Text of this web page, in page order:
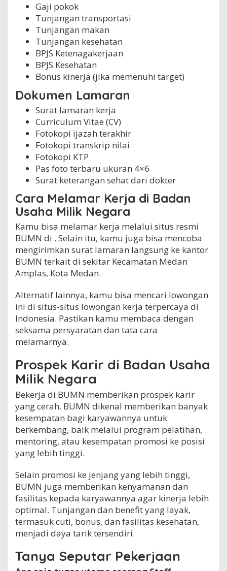
Gaji pokok
Tunjangan transportasi
Tunjangan makan
Tunjangan kesehatan
BPJS Ketenagakerjaan
BPJS Kesehatan
Bonus kinerja (jika memenuhi target)
Dokumen Lamaran
Surat lamaran kerja
Curriculum Vitae (CV)
Fotokopi ijazah terakhir
Fotokopi transkrip nilai
Fotokopi KTP
Pas foto terbaru ukuran 4×6
Surat keterangan sehat dari dokter
Cara Melamar Kerja di Badan
Usaha Milik Negara
Kamu bisa melamar kerja melalui situs resmi
BUMN di . Selain itu, kamu juga bisa mencoba
mengirimkan surat lamaran langsung ke kantor
BUMN terkait di sekitar Kecamatan Medan
Amplas, Kota Medan.
Alternatif lainnya, kamu bisa mencari lowongan
ini di situs-situs lowongan kerja terpercaya di
Indonesia. Pastikan kamu membaca dengan
seksama persyaratan dan tata cara
melamarnya.
Prospek Karir di Badan Usaha
Milik Negara
Bekerja di BUMN memberikan prospek karir
yang cerah. BUMN dikenal memberikan banyak
kesempatan bagi karyawannya untuk
berkembang, baik melalui program pelatihan,
mentoring, atau kesempatan promosi ke posisi
yang lebih tinggi.
Selain promosi ke jenjang yang lebih tinggi,
BUMN juga memberikan kenyamanan dan
fasilitas kepada karyawannya agar kinerja lebih
optimal. Tunjangan dan benefit yang layak,
termasuk cuti, bonus, dan fasilitas kesehatan,
menjadi daya tarik tersendiri.
Tanya Seputar Pekerjaan